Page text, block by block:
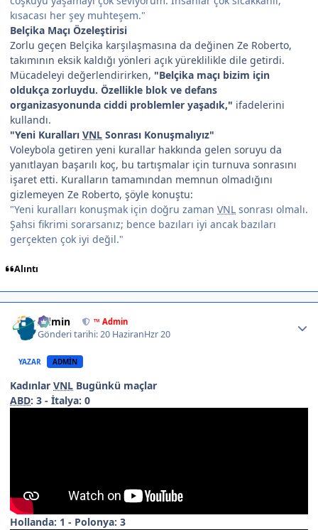
kısacası her şey muhteşem."
Belçika Maçı Özeleştirisi
Zorlu geçen Belçika karşılaşmasına da değinen Ze Roberto,
takımının eksik kaldığı yönleri açık yüreklilikle dile getirdi.
Mücadeleyi değerlendirirken, "Belçika maçı bizim için
oldukça zorluydu. Özellikle blok ve defans
organizasyonunda ciddi problemler yaşadık," ifadelerini
kullandı.
"Yeni Kuralları VNL Sonrası Konuşmalıyız"
Voleybola getiren yeni kurallar hakkında gelen soruyu da
yanıtlayan başarılı koç, bu tartışmalar için turnuva sonrasını
işaret etti. Kuralların tamamından memnun olmadığını
gizlemeyen Ze Roberto, şöyle konuştu:
"Yeni kuralları konuşmak için doğru zaman VNL sonrası olmalı.
Şahsi fikrimi sorarsanız; bence bazıları iyi ancak bazıları
gerçekten çok iyi değil."
Alıntı
Admin ™ Admin
Gönderi tarihi:20 HaziranHzr 20
YAZAR ADMIN
Kadınlar VNL Bugünkü maçlar
ABD: 3 - İtalya: 0
Hollanda: 1 - Polonya: 3